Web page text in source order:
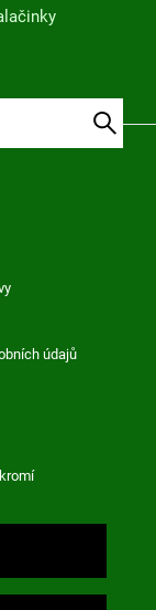
údajů